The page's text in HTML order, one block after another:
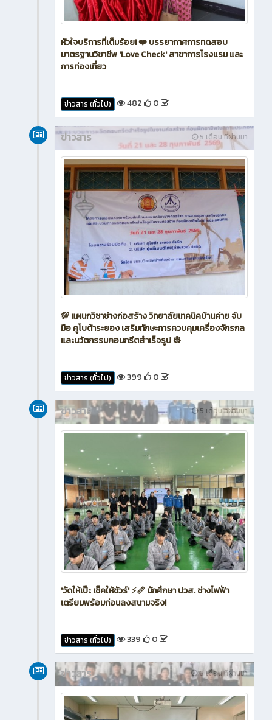
หัวใจบริการที่เต็มร้อย! ❤️ บรรยากาศการทดสอบ
มาตรฐานวิชาชีพ 'Love Check' สาขาการโรงแรม และ
การท่องเที่ยว
ข่าวสาร (ทั่วไป) 482 0
5 เดือน ที่ผ่านมา
ข่าวสาร
💯 แผนกวิชาช่างก่อสร้าง วิทยาลัยเทคนิคบ้านค่าย จับ
มือ คูโบต้าระยอง เสริมทักษะการควบคุมเครื่องจักรกล
และนวัตกรรมคอนกรีตสำเร็จรูป 👷
ข่าวสาร (ทั่วไป) 399 0
5 เดือน ที่ผ่านมา
ข่าวสาร
'วัดให้เป๊ะ เช็คให้ชัวร์' ⚡📏 นักศึกษา ปวส. ช่างไฟฟ้า
เตรียมพร้อมก่อนลงสนามจริง!
ข่าวสาร (ทั่วไป) 339 0
6 เดือน ที่ผ่านมา
ข่าวสาร